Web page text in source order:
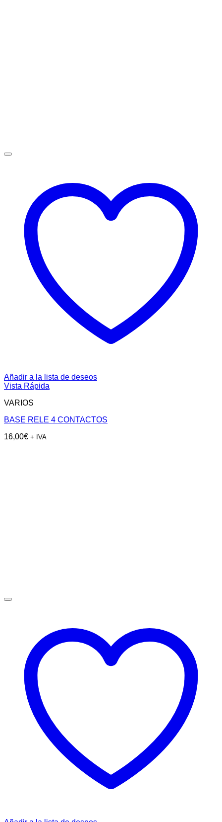
Añadir a la lista de deseos
Vista Rápida
VARIOS
BASE RELE 4 CONTACTOS
16,00€ + IVA